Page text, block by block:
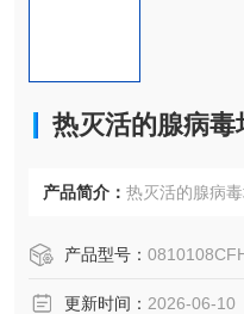
热灭活的腺病毒
产品简介： 热灭活的腺病
产品型号：
更新时间： 2026-06-10